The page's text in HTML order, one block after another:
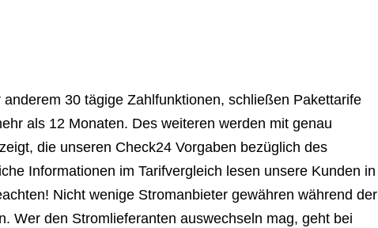
30 tägige Zahlfunktionen, schließen Pakettarife
als 12 Monaten. Des weiteren werden mit genau
die unseren Check24 Vorgaben bezüglich des
Informationen im Tarifvergleich lesen unsere Kunden in
Nicht wenige Stromanbieter gewähren während der
Wer den Stromlieferanten auswechseln mag, geht bei